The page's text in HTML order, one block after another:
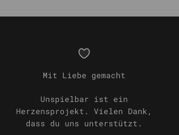
Mit Liebe gemacht
Unspielbar ist ein
Herzensprojekt. Vielen Dank,
dass du uns unterstützt.